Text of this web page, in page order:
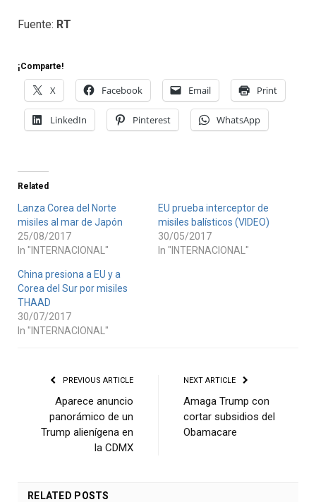
Fuente: RT
¡Comparte!
X Facebook Email Print
LinkedIn Pinterest WhatsApp
Related
Lanza Corea del Norte
misiles al mar de Japón
25/08/2017
In "INTERNACIONAL"
EU prueba interceptor de
misiles balísticos (VIDEO)
30/05/2017
In "INTERNACIONAL"
China presiona a EU y a
Corea del Sur por misiles
THAAD
30/07/2017
In "INTERNACIONAL"
PREVIOUS ARTICLE
Aparece anuncio
panorámico de un
Trump alienígena en
la CDMX
NEXT ARTICLE
Amaga Trump con
cortar subsidios del
Obamacare
RELATED POSTS